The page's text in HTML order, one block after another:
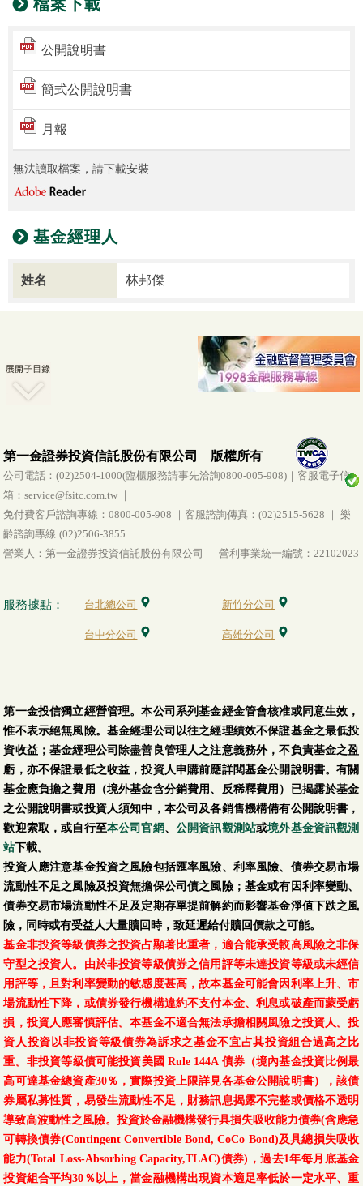
檔案下載
公開說明書
簡式公開說明書
月報
無法讀取檔案，請下載安裝
基金經理人
姓名 林邦傑
第一金證券投資信託股份有限公司 版權所有
公司電話：(02)2504-1000(臨櫃服務請事先洽詢0800-005-908)｜客服電子信
箱：service@fsitc.com.tw ｜
免付費客戶諮詢專線：0800-005-908 ｜客服諮詢傳真：(02)2515-5628 ｜ 樂
齡諮詢專線:(02)2506-3855
營業人：第一金證券投資信託股份有限公司 ｜ 營利事業統一編號：22102023
服務據點： 台北總公司 新竹分公司
台中分公司 高雄分公司
第一金投信獨立經營管理。本公司系列基金經金管會核准或同意生效，
惟不表示絕無風險。基金經理公司以往之經理績效不保證基金之最低投
資收益；基金經理公司除盡善良管理人之注意義務外，不負責基金之盈
虧，亦不保證最低之收益，投資人申購前應詳閱基金公開說明書。有關
基金應負擔之費用（境外基金含分銷費用、反稀釋費用）已揭露於基金
之公開說明書或投資人須知中，本公司及各銷售機構備有公開說明書，
歡迎索取，或自行至本公司官網、 公開資訊觀測站或境外基金資訊觀測
站下載。
投資人應注意基金投資之風險包括匯率風險、利率風險、債券交易市場
流動性不足之風險及投資無擔保公司債之風險；基金或有因利率變動、
債券交易市場流動性不足及定期存單提前解約而影響基金淨值下跌之風
險，同時或有受益人大量贖回時，致延遲給付贖回價款之可能。
基金非投資等級債券之投資占顯著比重者，適合能承受較高風險之非保
守型之投資人。由於非投資等級債券之信用評等未達投資等級或未經信
用評等，且對利率變動的敏感度甚高，故本基金可能會因利率上升、市
場流動性下降，或債券發行機構違約不支付本金、利息或破產而蒙受虧
損，投資人應審慎評估。本基金不適合無法承擔相關風險之投資人。投
資人投資以非投資等級債券為訴求之基金不宜占其投資組合過高之比
重。非投資等級債可能投資美國 Rule 144A 債券（境內基金投資比例最
高可達基金總資產30％，實際投資上限詳見各基金公開說明書），該債
券屬私募性質，易發生流動性不足，財務訊息揭露不完整或價格不透明
導致高波動性之風險。投資於金融機構發行具損失吸收能力債券(含應急
可轉換債券(Contingent Convertible Bond, CoCo Bond)及具總損失吸收
能力(Total Loss-Absorbing Capacity,TLAC)債券)，過去1年每月底基金
投資組合平均30％以上，當金融機構出現資本適足率低於一定水平、重